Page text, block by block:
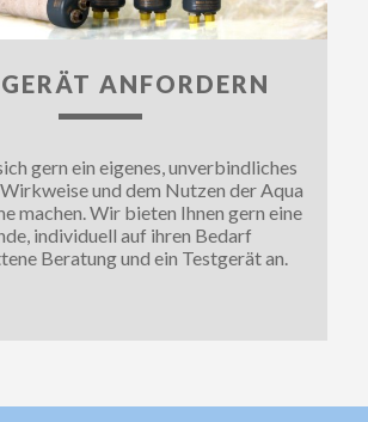
ANFORDERN
gern ein eigenes, unverbindliches
und dem Nutzen der Aqua
machen. Wir bieten Ihnen gern eine
individuell auf ihren Bedarf
Beratung und ein Testgerät an.